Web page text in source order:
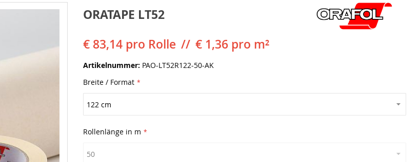
ORATAPE LT52
€ 83,14 pro Rolle € 1,36 pro m²
Artikelnummer PAO-LT52R122-50-AK
Breite / Format
Rollenlänge in m